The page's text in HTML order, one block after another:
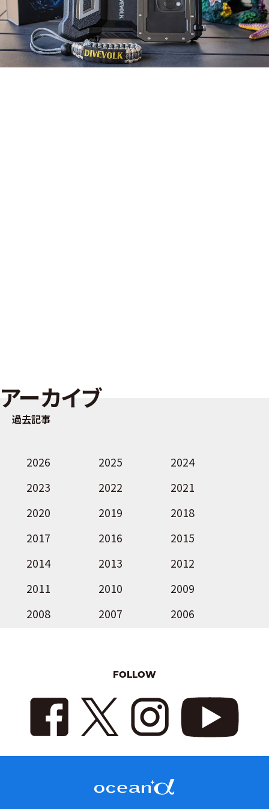
アーカイブ
過去記事
2026 2025
2024
2023
2022
2021
2020
2019
2018
2017
2016
2015
2014
2013
2012
2011
2010
2009
2008
2007 2006
FOLLOW